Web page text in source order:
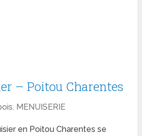
– Poitou Charentes
, MENUISERIE
en Poitou Charentes se